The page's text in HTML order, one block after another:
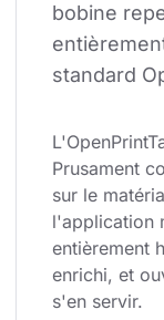
bobine
standard
Prusament
sur le
l'application
entièrement
enrichi, et
s'en servir.